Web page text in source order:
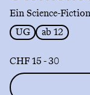
Ein Science-
UG
ab 12
CHF 15 - 30